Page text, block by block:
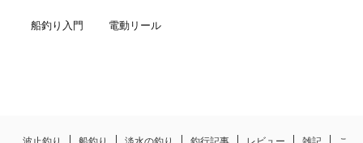
船釣り入門 電動リール